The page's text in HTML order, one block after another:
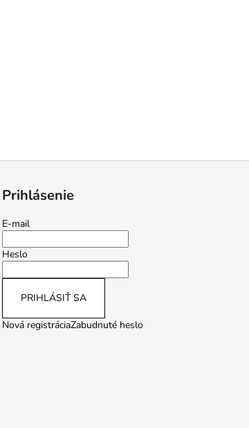
Prihlásenie
E-mail
Heslo
PRIHLÁSIŤ SA
Nová registráciaZabudnuté heslo